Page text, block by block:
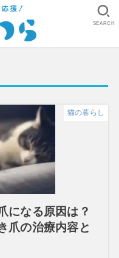
SEARCH
猫の暮らし
になる原因は？
爪の治療内容と